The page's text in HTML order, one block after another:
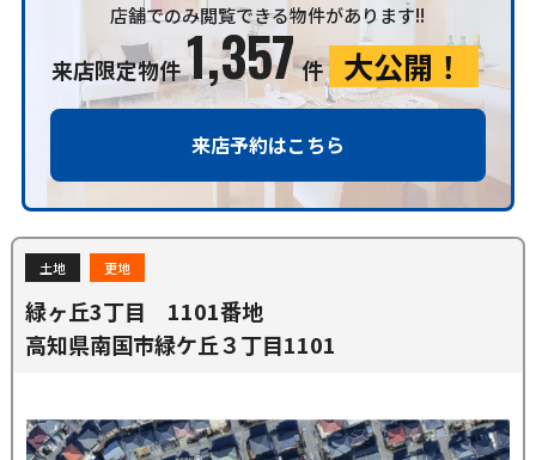
店舗でのみ閲覧できる物件があります!!
来店限定物件1,357件 大公開！
来店予約はこちら
土地 更地
緑ヶ丘3丁目 1101番地
高知県南国市緑ケ丘３丁目1101